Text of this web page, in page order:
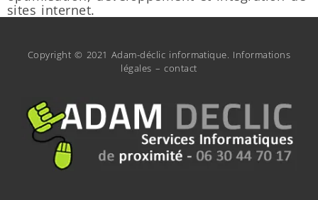
sites internet.
Copyright © 2021 Adam-déclic informatique. Informations
légales –contact